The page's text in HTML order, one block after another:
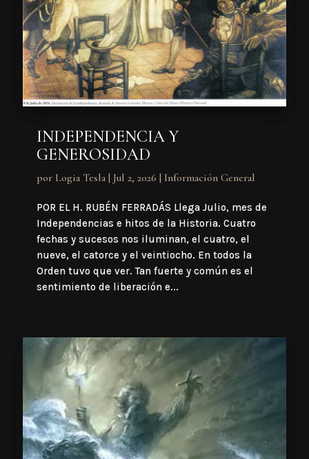
INDEPENDENCIA Y
GENEROSIDAD
por Logia Tesla| Jul 2, 2026 | Información General
POR EL H. RUBÉN FERRADÁS Llega Julio, mes de
Independencias e hitos de la Historia. Cuatro
fechas y sucesos nos iluminan, el cuatro, el
nueve, el catorce y el veintiocho. En todos la
Orden tuvo que ver. Tan fuerte y común es el
sentimiento de liberación e...